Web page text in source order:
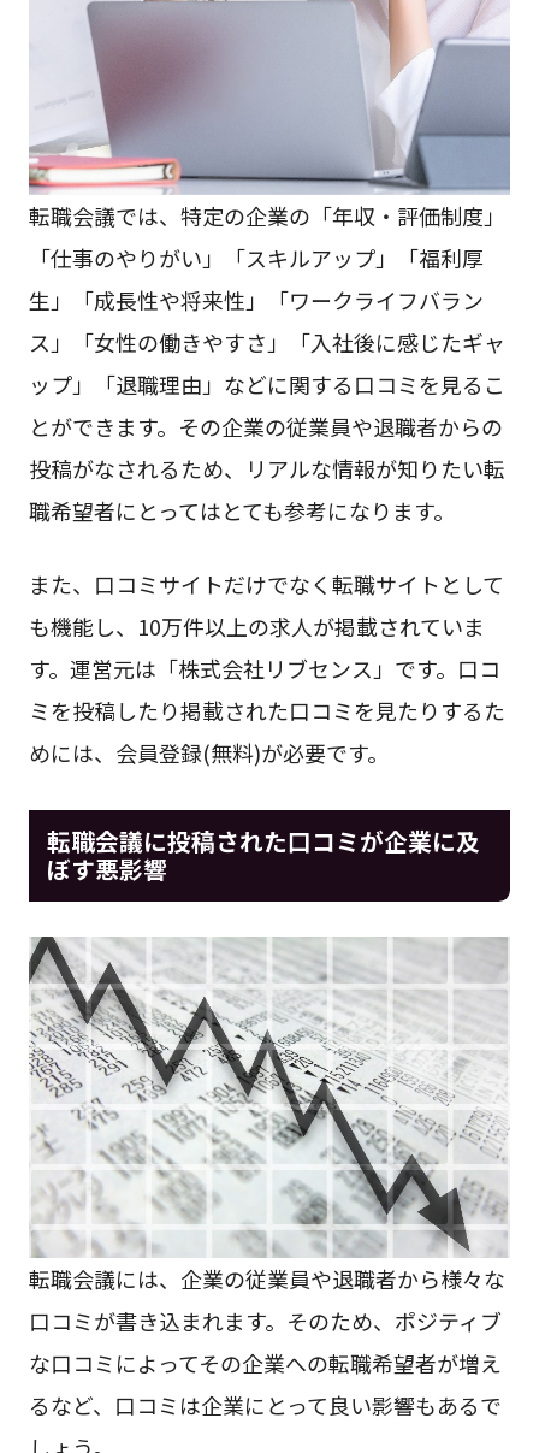
転職会議では、特定の企業の「年収・評価制度」
「仕事のやりがい」「スキルアップ」「福利厚
生」「成長性や将来性」「ワークライフバラン
ス」「女性の働きやすさ」「入社後に感じたギャ
ップ」「退職理由」などに関する口コミを見るこ
とができます。その企業の従業員や退職者からの
投稿がなされるため、リアルな情報が知りたい転
職希望者にとってはとても参考になります。
また、口コミサイトだけでなく転職サイトとして
も機能し、10万件以上の求人が掲載されていま
す。運営元は「株式会社リブセンス」です。口コ
ミを投稿したり掲載された口コミを見たりするた
めには、会員登録(無料)が必要です。
転職会議に投稿された口コミが企業に及
ぼす悪影響
転職会議には、企業の従業員や退職者から様々な
口コミが書き込まれます。そのため、ポジティブ
な口コミによってその企業への転職希望者が増え
るなど、口コミは企業にとって良い影響もあるで